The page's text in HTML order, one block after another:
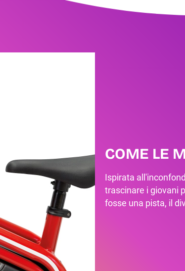
COME LE
Ispirata
trascinare i giovani
fosse una pista, il